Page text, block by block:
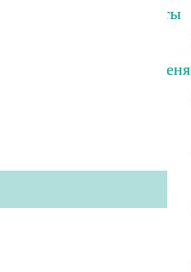
- Парень мечты
- Не мучай меня
- Мадина